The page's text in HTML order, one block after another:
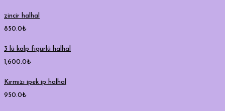
zincir halhal
850.0₺
3 lü kalp figürlü halhal
1,600.0₺
Kırmızı ipek ip halhal
950.0₺